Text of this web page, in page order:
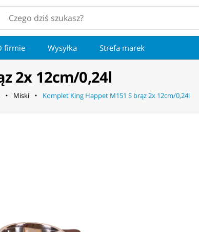
firmie Wysyłka Strefa marek
2x 12cm/0,24l
Miski Komplet King Happet M151 S brąz 2x 12cm/0,24l